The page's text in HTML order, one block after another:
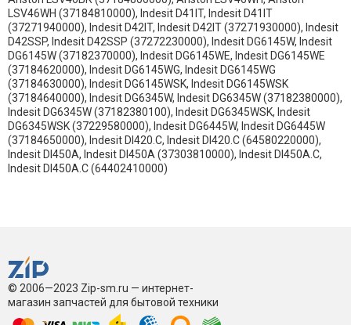
LSV46WH (37184810000), Indesit D41IT, Indesit D41IT
(37271940000), Indesit D42IT, Indesit D42IT (37271930000), Indesit
D42SSP, Indesit D42SSP (37272230000), Indesit DG6145W, Indesit
DG6145W (37182370000), Indesit DG6145WE, Indesit DG6145WE
(37184620000), Indesit DG6145WG, Indesit DG6145WG
(37184630000), Indesit DG6145WSK, Indesit DG6145WSK
(37184640000), Indesit DG6345W, Indesit DG6345W (37182380000),
Indesit DG6345W (37182380100), Indesit DG6345WSK, Indesit
DG6345WSK (37229580000), Indesit DG6445W, Indesit DG6445W
(37184650000), Indesit DI420.C, Indesit DI420.C (64580220000),
Indesit DI450A, Indesit DI450A (37303810000), Indesit DI450A.C,
Indesit DI450A.C (64402410000)
© 2006—2023 Zip-sm.ru — интернет-
магазин запчастей для бытовой техники